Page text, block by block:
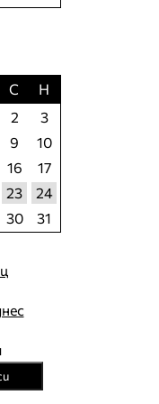
С
Н
2
3
9
10
16
17
23
24
30 31